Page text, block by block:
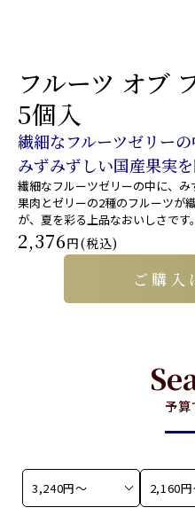
フルーツ オブ
5個入
繊細なフルーツゼリーの
みずみずしい国産果実を
繊細なフルーツゼリーの中に、み
果肉とゼリーの2種のフルーツが
が、夏を彩る上品なおいしさです。
2,376円(税込)
ご購入
予算
3,240円〜 2,160